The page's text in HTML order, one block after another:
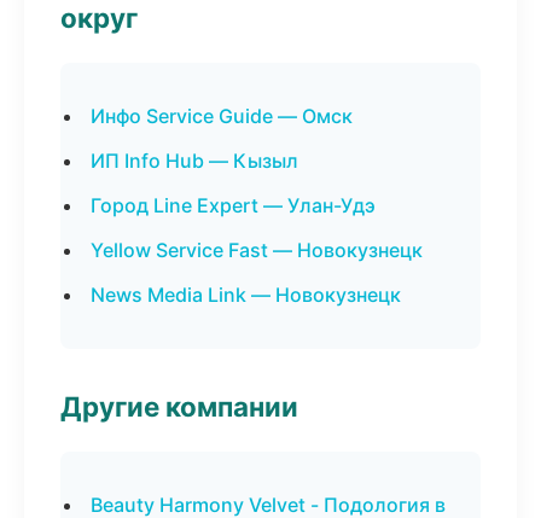
округ
Инфо Service Guide — Омск
ИП Info Hub — Кызыл
Город Line Expert — Улан-Удэ
Yellow Service Fast — Новокузнецк
News Media Link — Новокузнецк
Другие компании
Beauty Harmony Velvet - Подология в